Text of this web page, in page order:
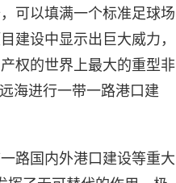
可以填满一个标准足球场
建设中显示出巨大威力，
权的世界上最大的重型非
海进行一带一路港口建
路国内外港口建设等重大